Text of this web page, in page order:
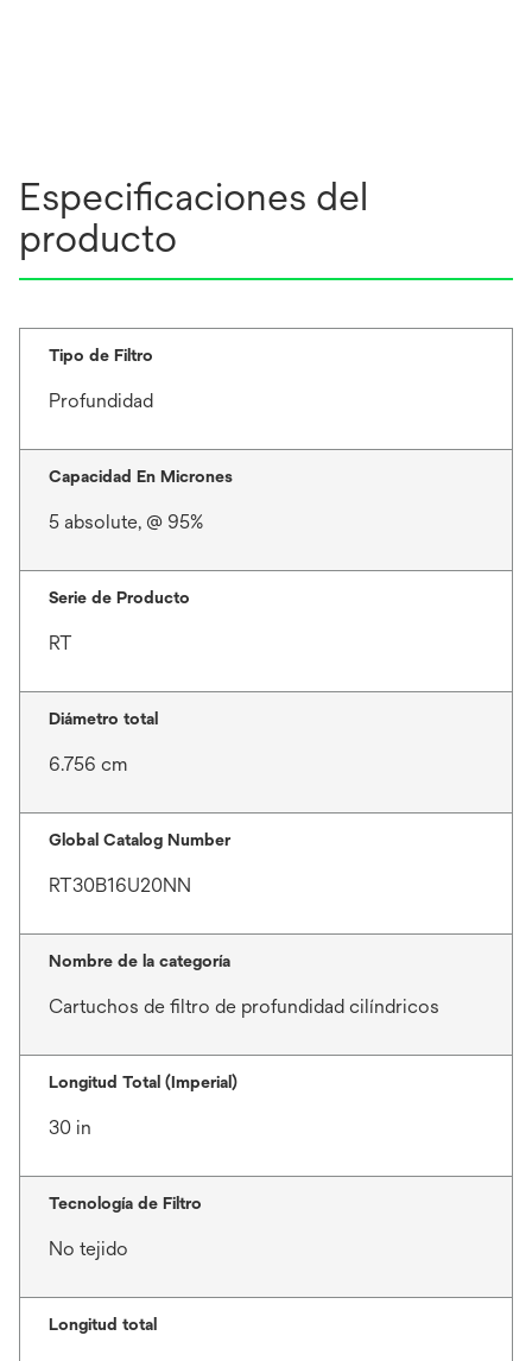
Especificaciones del
producto
Tipo de Filtro
Profundidad
Capacidad En Micrones
5 absolute, @ 95%
Serie de Producto
RT
Diámetro total
6.756 cm
Global Catalog Number
RT30B16U20NN
Nombre de la categoría
Cartuchos de filtro de profundidad cilíndricos
Longitud Total (Imperial)
30 in
Tecnología de Filtro
No tejido
Longitud total